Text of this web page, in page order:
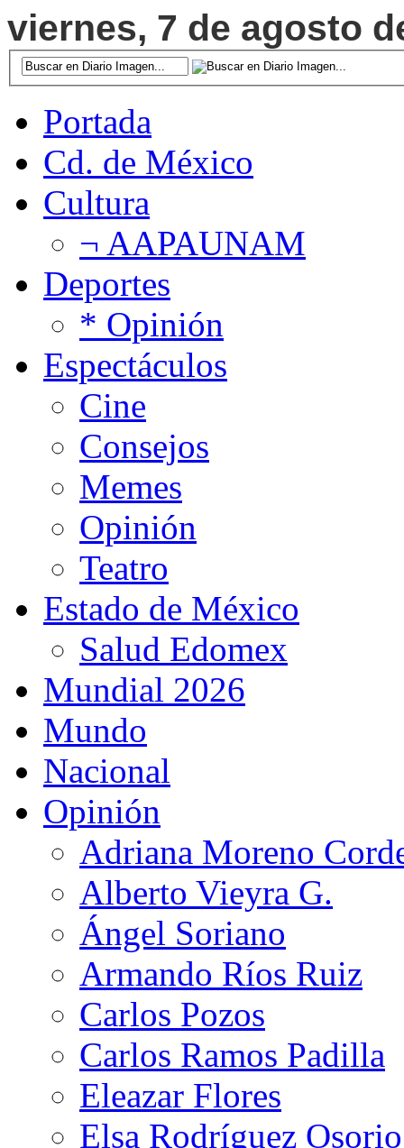
viernes, 7 de agosto
Portada
Cd. de México
Cultura
¬ AAPAUNAM
Deportes
* Opinión
Espectáculos
Cine
Consejos
Memes
Opinión
Teatro
Estado de México
Salud Edomex
Mundial 2026
Mundo
Nacional
Opinión
Adriana Moreno
Alberto Vieyra G.
Ángel Soriano
Armando Ríos Ruiz
Carlos Pozos
Carlos Ramos Padilla
Eleazar Flores
Elsa Rodríguez Osorio